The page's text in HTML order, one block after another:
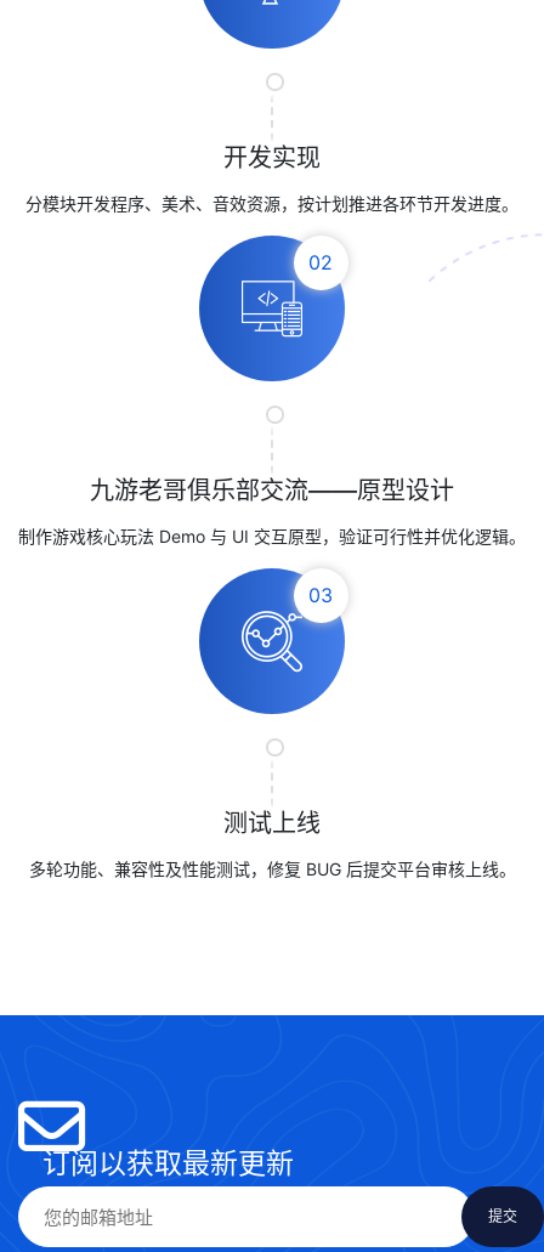
开发实现
分模块开发程序、美术、音效资源，按计划推进各环节开发进度。
02
九游老哥俱乐部交流——原型设计
制作游戏核心玩法 Demo 与 UI 交互原型，验证可行性并优化逻辑。
03
测试上线
多轮功能、兼容性及性能测试，修复 BUG 后提交平台审核上线。
订阅以获取最新更新